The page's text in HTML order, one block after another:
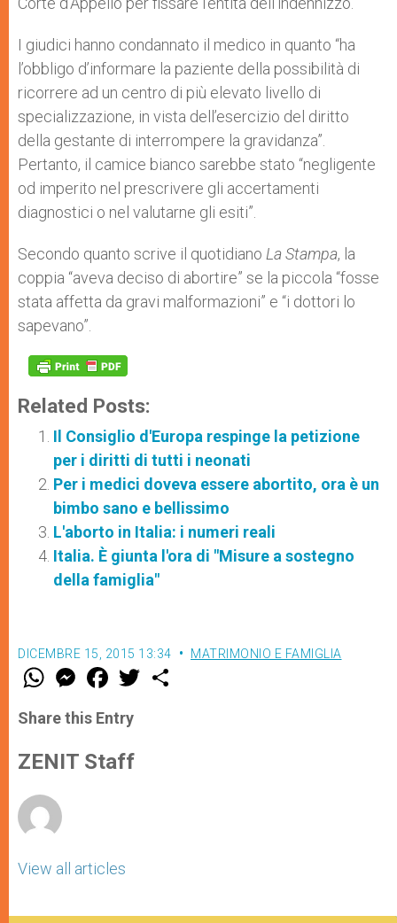
I giudici hanno condannato il medico in quanto “ha
l’obbligo d’informare la paziente della possibilità di
ricorrere ad un centro di più elevato livello di
specializzazione, in vista dell’esercizio del diritto
della gestante di interrompere la gravidanza”.
Pertanto, il camice bianco sarebbe stato “negligente
od imperito nel prescrivere gli accertamenti
diagnostici o nel valutarne gli esiti”.
Secondo quanto scrive il quotidiano La Stampa, la
coppia “aveva deciso di abortire” se la piccola “fosse
stata affetta da gravi malformazioni” e “i dottori lo
sapevano”.
Related Posts:
Il Consiglio d'Europa respinge la petizione
per i diritti di tutti i neonati
Per i medici doveva essere abortito, ora è un
bimbo sano e bellissimo
L'aborto in Italia: i numeri reali
Italia. È giunta l'ora di "Misure a sostegno
della famiglia"
DICEMBRE 15, 2015 13:34 MATRIMONIO E FAMIGLIA
W
t
s
p
p
M
e
s
e
g
e
F
a
e
b
o
k
w
Share this Entry
ZENIT Staff
View all articles